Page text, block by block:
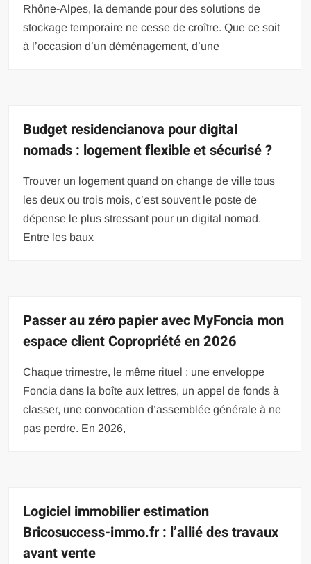
Rhône-Alpes, la demande pour des solutions de
stockage temporaire ne cesse de croître. Que ce soit
à l’occasion d’un déménagement, d’une
Budget residencianova pour digital
nomads : logement flexible et sécurisé ?
Trouver un logement quand on change de ville tous
les deux ou trois mois, c’est souvent le poste de
dépense le plus stressant pour un digital nomad.
Entre les baux
Passer au zéro papier avec MyFoncia mon
espace client Copropriété en 2026
Chaque trimestre, le même rituel : une enveloppe
Foncia dans la boîte aux lettres, un appel de fonds à
classer, une convocation d’assemblée générale à ne
pas perdre. En 2026,
Logiciel immobilier estimation
Bricosuccess-immo.fr : l’allié des travaux
avant vente